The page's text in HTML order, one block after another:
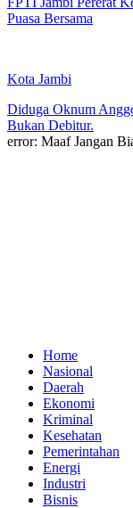
Puasa Bersama
Kota Jambi
Diduga Oknum
Bukan Debitur.
error: Maaf Jangan
Home
Nasional
Daerah
Ekonomi
Kriminal
Kesehatan
Pemerintahan
Energi
Industri
Bisnis